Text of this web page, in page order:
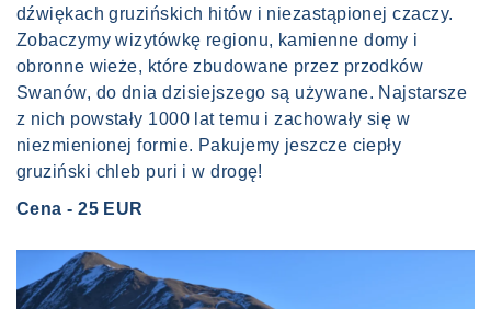
dźwiękach gruzińskich hitów i niezastąpionej czaczy.
Zobaczymy wizytówkę regionu, kamienne domy i
obronne wieże, które zbudowane przez przodków
Swanów, do dnia dzisiejszego są używane. Najstarsze
z nich powstały 1000 lat temu i zachowały się w
niezmienionej formie. Pakujemy jeszcze ciepły
gruziński chleb puri i w drogę!
Cena - 25 EUR